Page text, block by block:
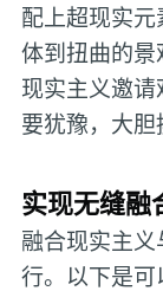
配上超现实
体到扭曲的
现实主义邀
要犹豫，大胆
实现无缝融
融合现实主
行。以下是可